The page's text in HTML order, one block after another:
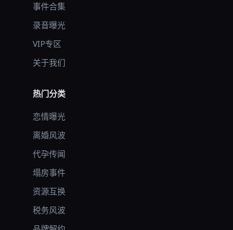
事件合集
录音曝光
VIP专区
关于我们
热门分类
恋情曝光
离婚风波
代孕传闻
塌房事件
资源互换
税务风波